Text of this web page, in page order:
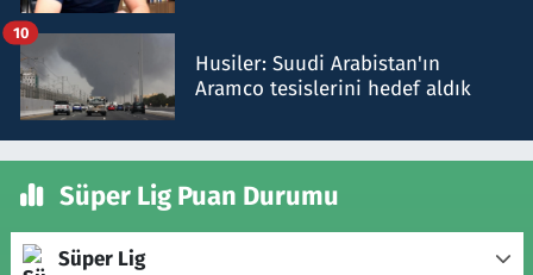
Husiler: Suudi Arabistan'ın
Aramco tesislerini hedef aldık
10
Süper Lig Puan Durumu
Süper Lig